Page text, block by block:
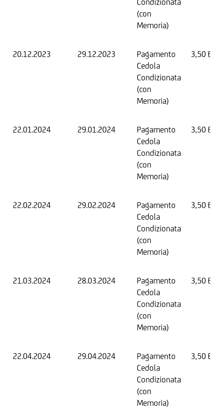
(con
Memoria)
20.12.2023 29.12.2023
Pagamento
Cedola
Condizionata
(con
Memoria)
3,50
22.01.2024 29.01.2024
Pagamento
Cedola
Condizionata
(con
Memoria)
3,50
22.02.2024 29.02.2024
Pagamento
Cedola
Condizionata
(con
Memoria)
3,50
21.03.2024 28.03.2024
Pagamento
Cedola
Condizionata
(con
Memoria)
3,50
22.04.2024 29.04.2024
Pagamento
Cedola
Condizionata
(con
Memoria)
3,50